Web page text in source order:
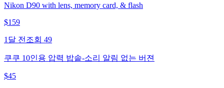
Nikon D90 with lens, memory card, & flash
$159
1달 전 조회 49
쿠쿠 10인용 압력 밥솥-소리 알림 없는 버젼
$45